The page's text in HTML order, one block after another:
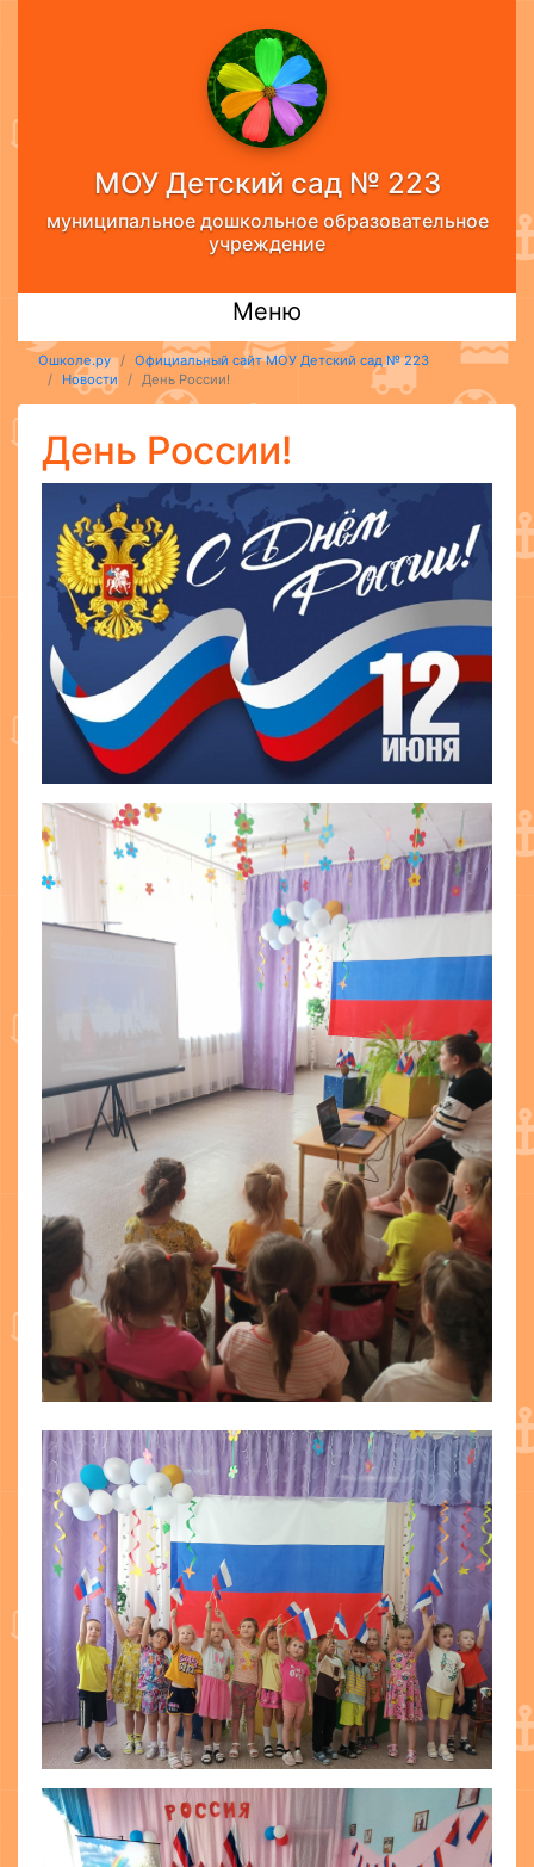
МОУ Детский сад № 223
муниципальное дошкольное образовательное
учреждение
Меню
Ошколе.ру
Официальный сайт МОУ Детский сад № 223
Новости
День России!
День России!